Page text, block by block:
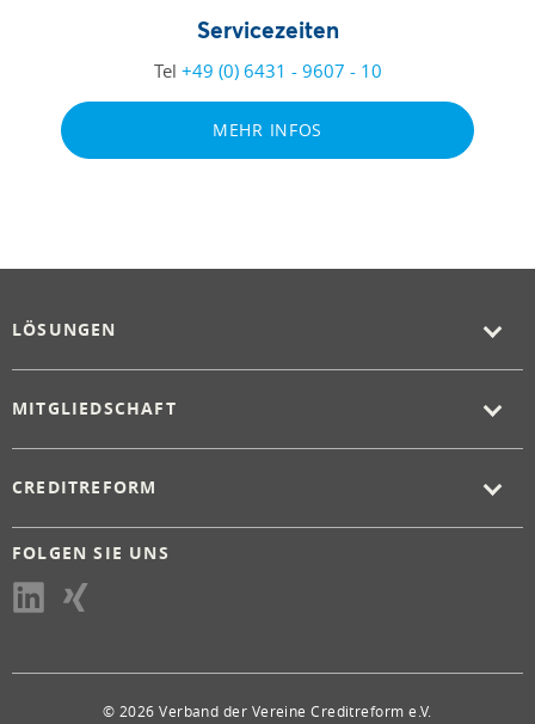
Servicezeiten
Tel +49 (0) 6431 - 9607 - 10
MEHR INFOS
LÖSUNGEN
MITGLIEDSCHAFT
CREDITREFORM
FOLGEN SIE UNS
© 2026 Verband der Vereine Creditreform e.V.